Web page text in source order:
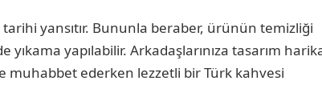
yansıtır. Bununla beraber, ürünün temizliği
yapılabilir. Arkadaşlarınıza tasarım
muhabbet ederken lezzetli bir Türk kahvesi